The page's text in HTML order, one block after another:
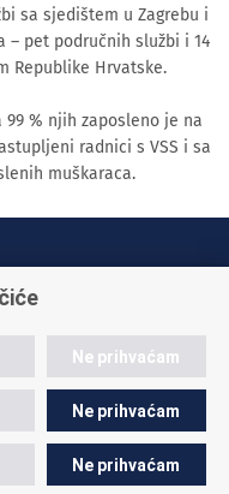
sa sjedištem u Zagrebu i
pet područnih službi i 14
Republike Hrvatske.
99 % njih zaposleno je na
radnici s VSS i sa
muškaraca.
95 011
pitanje
Ne prihvaćam
Ne prihvaćam
Ne prihvaćam